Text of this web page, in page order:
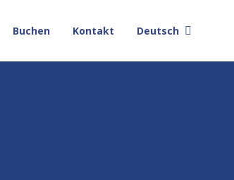
Buchen Kontakt Deutsch